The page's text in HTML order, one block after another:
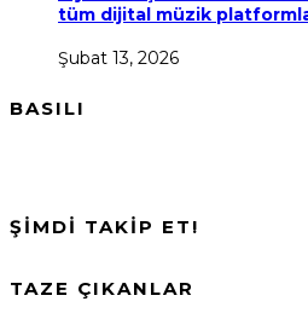
tüm dijital müzik
Şubat 13, 2026
BASILI
ŞİMDİ TAKİP ET!
TAZE ÇIKANLAR